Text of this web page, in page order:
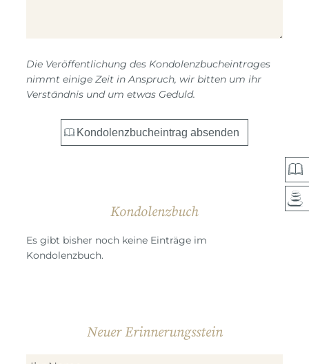
Die Veröffentlichung des Kondolenzbucheintrages
nimmt einige Zeit in Anspruch, wir bitten um ihr
Verständnis und um etwas Geduld.
Kondolenzbuch
Es gibt bisher noch keine Einträge im
Kondolenzbuch.
Neuer Erinnerungsstein